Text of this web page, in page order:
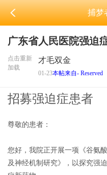
捕
广东省人民医院强迫
点击重新
加载
才毛双金
01-23本帖来自- Reserved
招募强迫症患者
尊敬的患者：
您好，我院正开展一项《谷氨
及神经机制研究》，以探究强